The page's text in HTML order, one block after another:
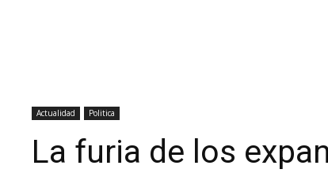
Actualidad Politica
La furia de los